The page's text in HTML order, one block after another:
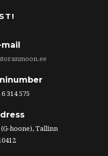
mail
6 314 575
hoone), Tallinn